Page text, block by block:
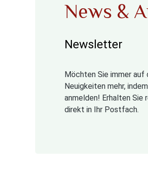
News &
Newsletter
Möchten Sie immer auf
Neuigkeiten mehr,
anmelden! Erhalten Sie
direkt in Ihr Postfach.